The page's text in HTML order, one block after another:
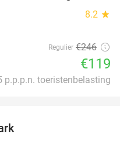
8.2 star
Regulier €246
€119
p.p.p.n. toeristenbelasting